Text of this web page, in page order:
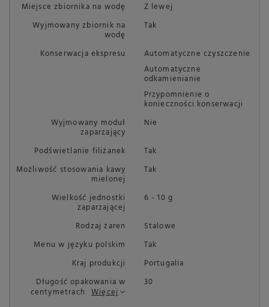
Miejsce zbiornika na wodę
Z lewej
Wyjmowany zbiornik na
wodę
Tak
Konserwacja ekspresu
Automatyczne czyszczenie
Automatyczne
odkamienianie
Przypomnienie o
konieczności konserwacji
Wyjmowany moduł
zaparzający
Nie
Podświetlanie filiżanek
Tak
Możliwość stosowania kawy
mielonej
Tak
Wielkość jednostki
zaparzającej
6 - 10 g
Rodzaj żaren
Stalowe
Menu w języku polskim
Tak
Kraj produkcji
Portugalia
Długość opakowania w
centymetrach Więcej
30